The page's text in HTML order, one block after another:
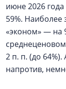
июне 2026
59%. Наиболее
«эконом» — на
2 п. п. (до 64%).
напротив,